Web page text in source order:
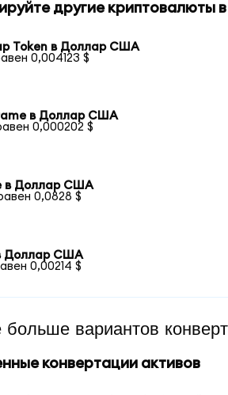
другие криптовалюты в
Token в Доллар США
0,004123 $
в Доллар США
0,000202 $
в Доллар США
0,0828 $
Доллар США
0,00214 $
больше вариантов
конвертации активов